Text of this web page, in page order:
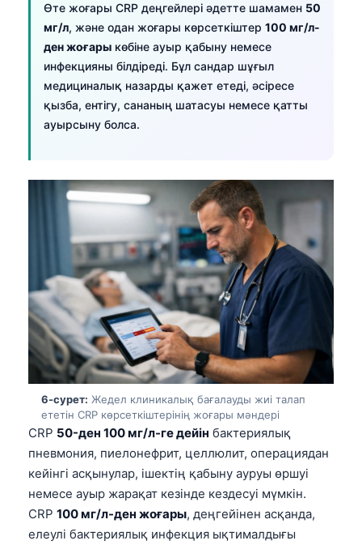
Өте жоғары CRP деңгейлері әдетте шамамен 50
мг/л, және одан жоғары көрсеткіштер 100 мг/л-
ден жоғары көбіне ауыр қабыну немесе
инфекцияны білдіреді. Бұл сандар шұғыл
медициналық назарды қажет етеді, әсіресе
қызба, ентігу, сананың шатасуы немесе қатты
ауырсыну болса.
6-сурет: Жедел клиникалық бағалауды жиі талап
ететін CRP көрсеткіштерінің жоғары мәндері
CRP 50-ден 100 мг/л-ге дейін бактериялық
пневмония, пиелонефрит, целлюлит, операциядан
кейінгі асқынулар, ішектің қабыну ауруы өршуі
немесе ауыр жарақат кезінде кездесуі мүмкін.
CRP 100 мг/л-ден жоғары, деңгейінен асқанда,
елеулі бактериялық инфекция ықтималдығы
Čeština
ქართული
Русский
Polski
한국어
Slovenščina
Magyar
Shqip
বাংলা
اردو
తెలుగు
தமிழ்
ಕನ್ನಡ
മലയാളം
Bahasa Melayu
Tiếng Việt
Tagalog